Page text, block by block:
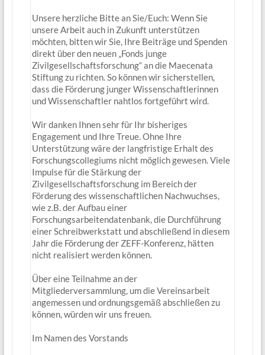
Unsere herzliche Bitte an Sie/Euch: Wenn Sie
unsere Arbeit auch in Zukunft unterstützen
möchten, bitten wir Sie, Ihre Beiträge und Spenden
direkt über den neuen „Fonds junge
Zivilgesellschaftsforschung“ an die Maecenata
Stiftung zu richten. So können wir sicherstellen,
dass die Förderung junger Wissenschaftlerinnen
und Wissenschaftler nahtlos fortgeführt wird.
Wir danken Ihnen sehr für Ihr bisheriges
Engagement und Ihre Treue. Ohne Ihre
Unterstützung wäre der langfristige Erhalt des
Forschungscollegiums nicht möglich gewesen. Viele
Impulse für die Stärkung der
Zivilgesellschaftsforschung im Bereich der
Förderung des wissenschaftlichen Nachwuchses,
wie z.B. der Aufbau einer
Forschungsarbeitendatenbank, die Durchführung
einer Schreibwerkstatt und abschließend in diesem
Jahr die Förderung der ZEFF-Konferenz, hätten
nicht realisiert werden können.
Über eine Teilnahme an der
Mitgliederversammlung, um die Vereinsarbeit
angemessen und ordnungsgemäß abschließen zu
können, würden wir uns freuen.
Im Namen des Vorstands